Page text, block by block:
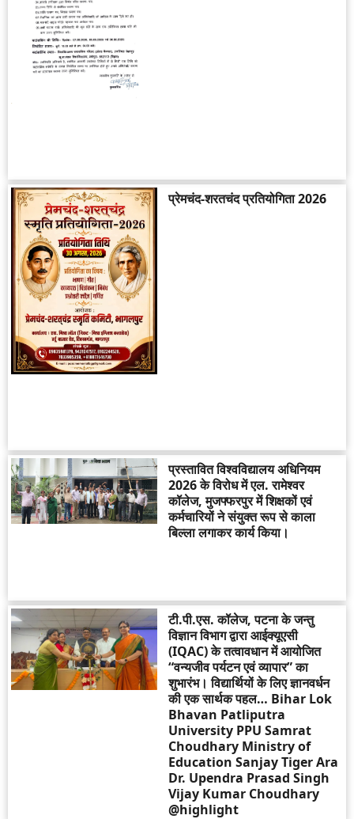
प्रेमचंद-शरतचंद प्रतियोगिता 2026
प्रस्तावित विश्वविद्यालय अधिनियम
2026 के विरोध में एल. रामेश्वर
कॉलेज, मुजफ्फरपुर में शिक्षकों एवं
कर्मचारियों ने संयुक्त रूप से काला
बिल्ला लगाकर कार्य किया।
टी.पी.एस. कॉलेज, पटना के जन्तु
विज्ञान विभाग द्वारा आईक्यूएसी
(IQAC) के तत्वावधान में आयोजित
“वन्यजीव पर्यटन एवं व्यापार” का
शुभारंभ। विद्यार्थियों के लिए ज्ञानवर्धन
की एक सार्थक पहल… Bihar Lok
Bhavan Patliputra
University PPU Samrat
Choudhary Ministry of
Education Sanjay Tiger Ara
Dr. Upendra Prasad Singh
Vijay Kumar Choudhary
@highlight